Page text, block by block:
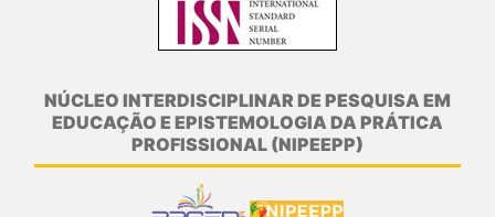
NÚCLEO INTERDISCIPLINAR DE PESQUISA EM
EDUCAÇÃO E EPISTEMOLOGIA DA PRÁTICA
PROFISSIONAL (NIPEEPP)